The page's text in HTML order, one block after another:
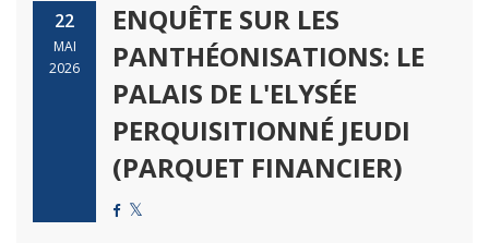
22
MAI
2026
ENQUÊTE SUR LES
PANTHÉONISATIONS: LE
PALAIS DE L'ELYSÉE
PERQUISITIONNÉ JEUDI
(PARQUET FINANCIER)